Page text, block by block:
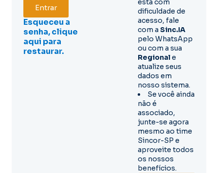
Entrar
Esqueceu a
senha, clique
aqui para
restaurar.
está com
dificuldade de
acesso, fale
com a Sinc.IA
pelo WhatsApp
ou com a sua
Regionale
atualize seus
dados em
nosso sistema.
Se você ainda
não é
associado,
junte-se agora
mesmo ao time
Sincor-SP e
aproveite todos
os nossos
benefícios.